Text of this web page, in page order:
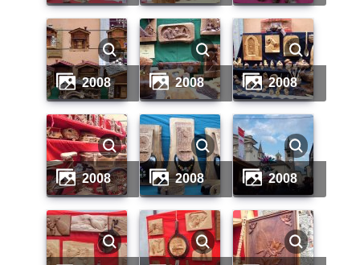
2008 2008 2008
2008 2008 2008